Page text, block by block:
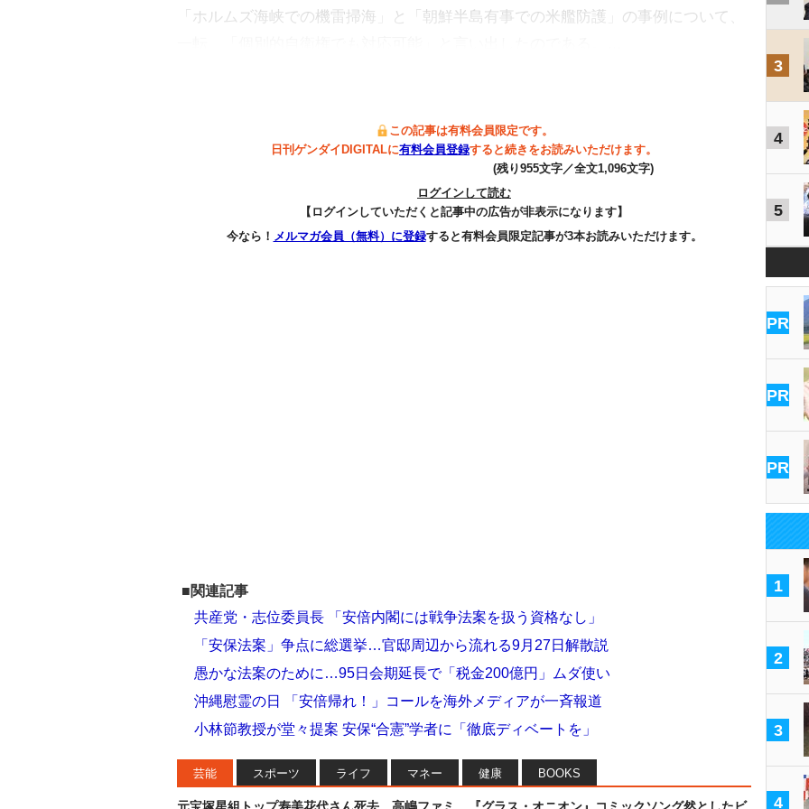
「ホルムズ海峡での機雷掃海」と「朝鮮半島有事での米艦防護」の事例について、
この記事は有料会員限定です。
日刊ゲンダイDIGITALに有料会員登録すると続きをお読みいただけます。
(残り955文字／全文1,096文字)
ログインして読む
【ログインしていただくと記事中の広告が非表示になります】
今なら！ メルマガ会員（無料）に登録すると有料会員限定記事が3本お読みいただけます。
■関連記事
共産党・志位委員長 「安倍内閣には戦争法案を扱う資格なし」
「安保法案」争点に総選挙…官邸周辺から流れる9月27日解散説
愚かな法案のために…95日会期延長で「税金200億円」ムダ使い
沖縄慰霊の日 「安倍帰れ！」コールを海外メディアが一斉報道
小林節教授が堂々提案 安保“合憲”学者に「徹底ディベートを」
芸能 スポーツ ライフ マネー 健康 BOOKS
3
4
5
PR
PR
PR
1
2
3
4